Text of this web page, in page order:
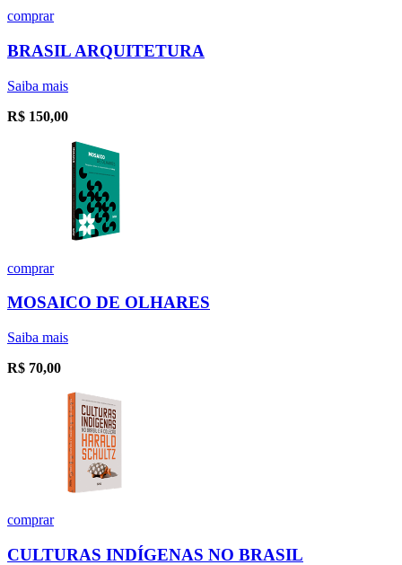
comprar
BRASIL ARQUITETURA
Saiba mais
R$ 150,00
comprar
MOSAICO DE OLHARES
Saiba mais
R$ 70,00
comprar
CULTURAS INDÍGENAS NO BRASIL